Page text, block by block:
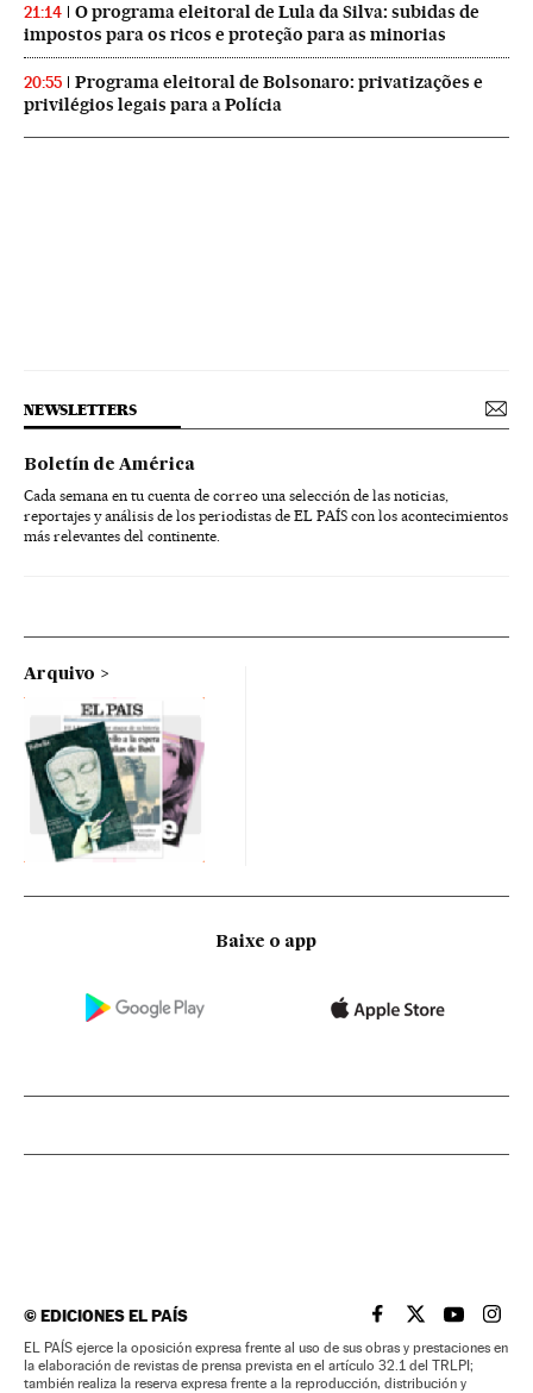
21:14
O programa eleitoral de Lula da Silva: subidas de
impostos para os ricos e proteção para as minorias
20:55
Programa eleitoral de Bolsonaro: privatizações e
privilégios legais para a Polícia
NEWSLETTERS
Boletín de América
Cada semana en tu cuenta de correo una selección de las noticias,
reportajes y análisis de los periodistas de EL PAÍS con los acontecimientos
más relevantes del continente.
Arquivo
Baixe o app
©EDICIONES EL PAÍS EL PAÍS BRASIL EN
EL PAÍSEL PAÍS
EL
EL PAÍS ejerce la oposición expresa frente al uso de sus obras y prestaciones en
la elaboración de revistas de prensa prevista en el artículo 32.1 del TRLPI;
también realiza la reserva expresa frente a la reproducción, distribución y